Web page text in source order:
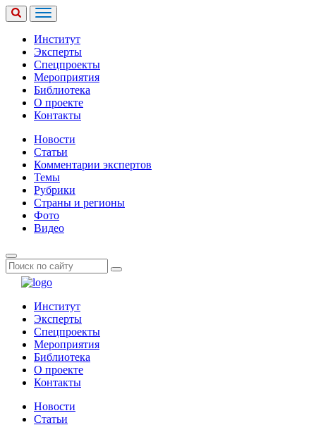
Институт
Эксперты
Спецпроекты
Мероприятия
Библиотека
О проекте
Контакты
Новости
Статьи
Комментарии экспертов
Темы
Рубрики
Страны и регионы
Фото
Видео
Институт
Эксперты
Спецпроекты
Мероприятия
Библиотека
О проекте
Контакты
Новости
Статьи